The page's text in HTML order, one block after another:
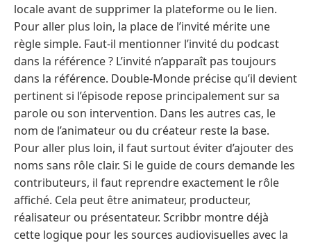
locale avant de supprimer la plateforme ou le lien.
Pour aller plus loin, la place de l’invité mérite une
règle simple. Faut-il mentionner l’invité du podcast
dans la référence ? L’invité n’apparaît pas toujours
dans la référence. Double-Monde précise qu’il devient
pertinent si l’épisode repose principalement sur sa
parole ou son intervention. Dans les autres cas, le
nom de l’animateur ou du créateur reste la base.
Pour aller plus loin, il faut surtout éviter d’ajouter des
noms sans rôle clair. Si le guide de cours demande les
contributeurs, il faut reprendre exactement le rôle
affiché. Cela peut être animateur, producteur,
réalisateur ou présentateur. Scribbr montre déjà
cette logique pour les sources audiovisuelles avec la